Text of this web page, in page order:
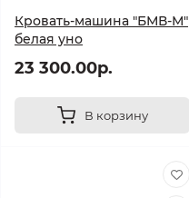
Кровать-машина "БМВ-М"
белая уно
23 300.00р.
В корзину